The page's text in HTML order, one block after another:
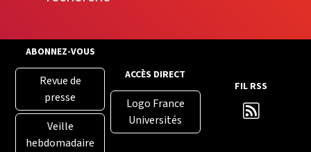
ABONNEZ-VOUS
Revue de
presse
Veille
hebdomadaire
ACCÈS DIRECT
Logo France
Universités
FIL RSS